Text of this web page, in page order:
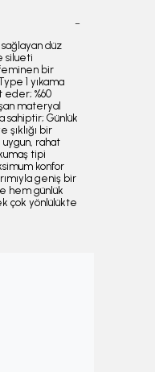
düz
silueti
bir
1 yıkama
eder; %60
materyal
sahiptir; Günlük
şıklığı bir
rahat
tipi
konfor
geniş bir
hem günlük
çok yönlülükte